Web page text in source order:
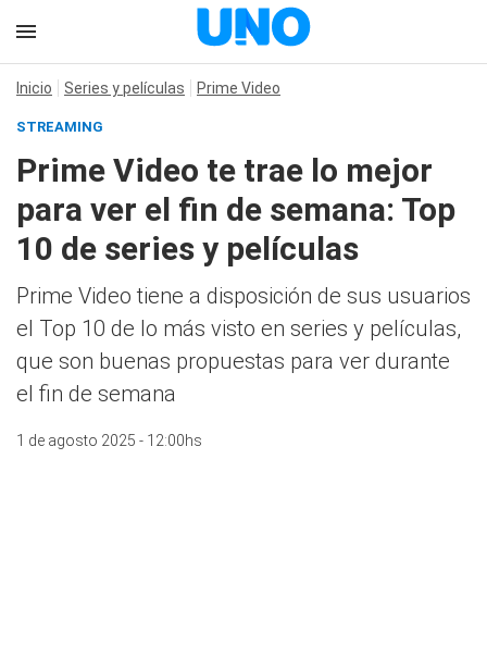
Inicio Series y películas Prime Video
STREAMING
Prime Video te trae lo mejor
para ver el fin de semana: Top
10 de series y películas
Prime Video tiene a disposición de sus usuarios
el Top 10 de lo más visto en series y películas,
que son buenas propuestas para ver durante
el fin de semana
1 de agosto 2025 - 12:00hs